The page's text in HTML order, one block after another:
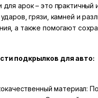
для арок – это
грязи, камней и
а также помогают
подкрылков для авто:
материал: